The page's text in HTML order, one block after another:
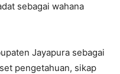
sebagai wahana
Jayapura sebagai
pengetahuan, sikap